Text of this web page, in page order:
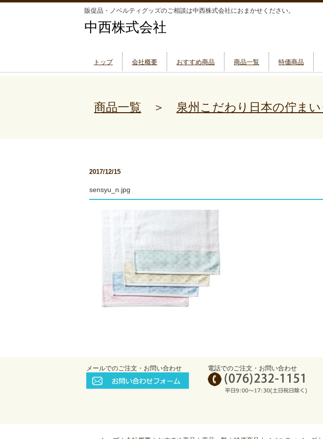
販促品・ノベルティグッズのご相談は中西株式会社におまかせください。
中西株式会社
トップ 会社概要 おすすめ商品 商品一覧 特価商品
商品一覧 ＞ 泉州こだわり日本の佇ま
2017/12/15
sensyu_n.jpg
メールでのご注文・お問い合わせ 電話でのご注文・お問い合わせ